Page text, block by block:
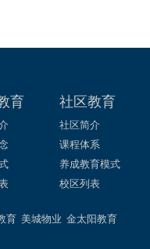
育 社区教育
社区简介
课程体系
养成教育模式
校区列表
育 美城物业 金太阳教育